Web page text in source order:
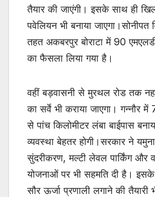
तैयार की जाएंगी। इसके साथ ही
पवेलियन भी बनाया जाएगा।सोनीपत
तहत अकबरपुर बोराटा में 90
का फैसला लिया गया है।
वहीं बड़वासनी से मुरथल रोड तक
का सर्वे भी कराया जाएगा। गन्नौर
से पांच किलोमीटर लंबा बाईपास
व्यवस्था बेहतर होगी।सरकार ने
सुंदरीकरण, मल्टी लेवल पार्किंग और
योजनाओं पर भी सहमति दी है।
सौर ऊर्जा प्रणाली लगाने की तैयारी